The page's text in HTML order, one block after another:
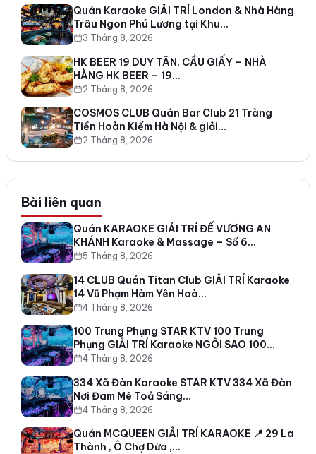
Quán Karaoke GIẢI TRÍ London & Nhà Hàng
Trâu Ngon Phú Lương tại Khu…
3 Tháng 8, 2026
HK BEER 19 DUY TÂN, CẦU GIẤY – NHÀ
HÀNG HK BEER – 19…
2 Tháng 8, 2026
COSMOS CLUB Quán Bar Club 21 Tràng
Tiền Hoàn Kiếm Hà Nội & giải…
2 Tháng 8, 2026
Bài liên quan
Quán KARAOKE GIẢI TRÍ ĐẾ VƯƠNG AN
KHÁNH Karaoke & Massage – Số 6…
5 Tháng 8, 2026
14 CLUB Quán Titan Club GIẢI TRÍ Karaoke
14 Vũ Phạm Hàm Yên Hoà…
4 Tháng 8, 2026
100 Trung Phụng STAR KTV 100 Trung
Phụng GIẢI TRÍ Karaoke NGÔI SAO 100…
4 Tháng 8, 2026
334 Xã Đàn Karaoke STAR KTV 334 Xã Đàn
Nơi Đam Mê Toả Sáng…
4 Tháng 8, 2026
Quán MCQUEEN GIẢI TRÍ KARAOKE 📍 29 La
Thành , Ô Chợ Dừa ,…